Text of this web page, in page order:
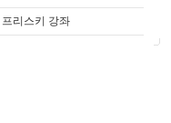
프리스키 강좌